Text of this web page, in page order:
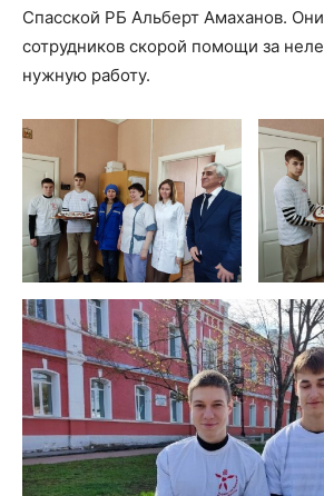
Спасской РБ Альберт Амаханов.
сотрудников скорой помощи за
нужную работу.